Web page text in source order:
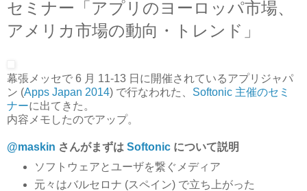
セミナー「アプリのヨーロッパ市場、
アメリカ市場の動向・トレンド」
幕張メッセで 6 月 11-13 日に開催されているアプリジャパ
ン (Apps Japan 2014) で行なわれた、 Softonic 主催のセミ
ナーに出てきた。
内容メモしたのでアップ。
@maskin さんがまずは Softonic について説明
ソフトウェアとユーザを繋ぐメディア
元々はバルセロナ (スペイン) で立ち上がった